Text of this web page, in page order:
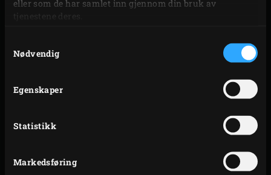
eller som de har samlet inn gjennom din bruk av
Nødvendig
Egenskaper
Statistikk
Markedsføring
Legg
1 Hickory Wood Chunk og 1 Apple Wood
convEGGtor
på toppen i
Ribs og Roasting Rack
på denne. Legg spareribsene i
temperaturen i EGGET med ca. 40 °C til ønsket